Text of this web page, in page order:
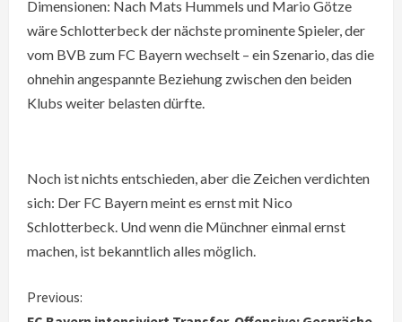
Dimensionen: Nach Mats Hummels und Mario Götze
wäre Schlotterbeck der nächste prominente Spieler, der
vom BVB zum FC Bayern wechselt – ein Szenario, das die
ohnehin angespannte Beziehung zwischen den beiden
Klubs weiter belasten dürfte.
Noch ist nichts entschieden, aber die Zeichen verdichten
sich: Der FC Bayern meint es ernst mit Nico
Schlotterbeck. Und wenn die Münchner einmal ernst
machen, ist bekanntlich alles möglich.
C
Previous: